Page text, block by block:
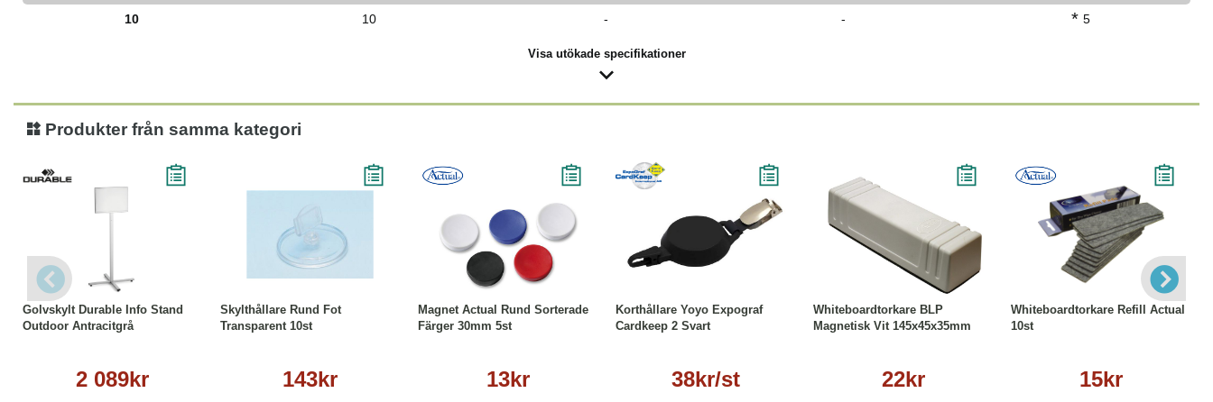
10 10 - - * 5
Visa utökade specifikationer
Produkter från samma kategori
Golvskylt Durable Info Stand
Outdoor Antracitgrå
2 089kr
Läs mer
Skylthållare Rund Fot
Transparent 10st
143kr
Magnet Actual Rund Sorterade
Färger 30mm 5st
13kr
Köp Läs mer
Korthållare Yoyo Expograf
Cardkeep 2 Svart
38kr/st
Läs mer
Whiteboardtorkare BLP
Magnetisk Vit 145x45x35mm
22kr
Läs mer
Whiteboardtorkare Refill Actual
10st
15kr
Köp Läs mer